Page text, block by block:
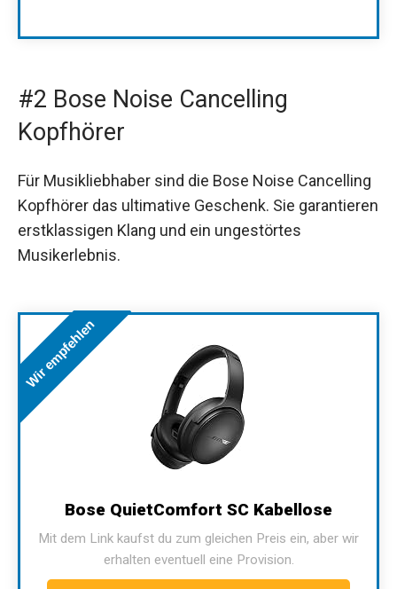
#2 Bose Noise Cancelling
Kopfhörer
Für Musikliebhaber sind die Bose Noise Cancelling
Kopfhörer das ultimative Geschenk. Sie garantieren
erstklassigen Klang und ein ungestörtes
Musikerlebnis.
Wir empfehlen
Bose QuietComfort SC Kabellose
Mit dem Link kaufst du zum gleichen Preis ein, aber wir
erhalten eventuell eine Provision.